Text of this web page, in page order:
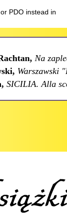
PDO instead in
Na
Warszawski
SICILIA. Alla